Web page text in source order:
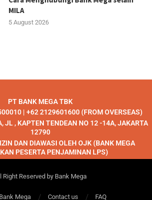
MILA
5 August 2026
PT BANK MEGA TBK
| +62 2129601600 (FROM OVERSEAS)
JL , KAPTEN TENDEAN NO 12 -14A, JAKARTA
12790
DAN DIAWASI OLEH OJK (BANK MEGA
PESERTA PENJAMINAN LPS)
Right Reserved by Bank Mega
Mega Contact us FAQ